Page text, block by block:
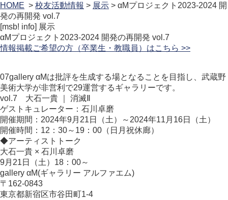
HOME > 校友活動情報 > 展示 > αMプロジェクト2023-2024 開
発の再開発 vol.7
[msb! info] 展示
αMプロジェクト2023-2024 開発の再開発 vol.7
情報掲載ご希望の方（卒業生・教職員）はこちら >>
07gallery αMは批評を生成する場となることを目指し、武蔵野
美術大学が非営利で29運営するギャラリーです。
vol.7 大石一貴 ｜ 消滅Ⅱ
ゲストキュレーター：石川卓磨
開催期間：2024年9月21日（土）～2024年11月16日（土）
開催時間：12：30～19：00（日月祝休廊）
◆アーティストトーク
大石一貴 × 石川卓磨
9月21日（土）18：00～
gallery αM(ギャラリー アルファエム)
〒162-0843
東京都新宿区市谷田町1-4